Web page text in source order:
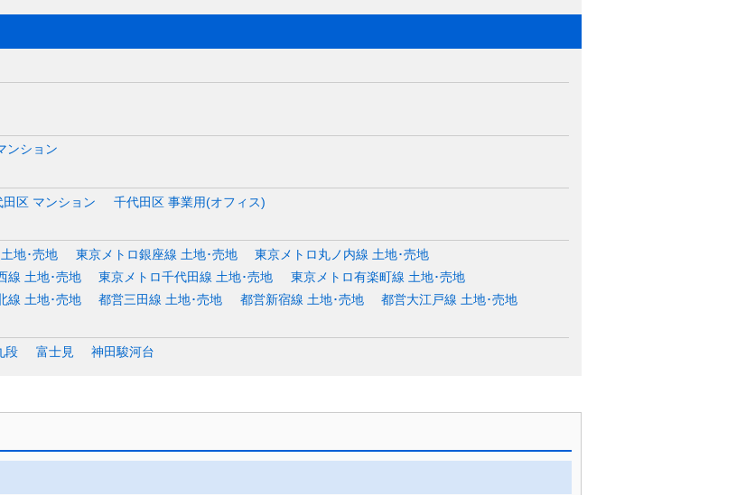
ンション
田区 マンション
千代田区 事業用(オフィス)
地･売地 東京メトロ銀座線 土地･売地
東京メトロ丸ノ内線 土地･売地
線 土地･売地 東京メトロ千代田線 土地･売地
東京メトロ有楽町線 土地･売地
線 土地･売地 都営三田線 土地･売地 都営新宿線 土地･売地
都営大江戸線 土地･売地
段 富士見 神田駿河台